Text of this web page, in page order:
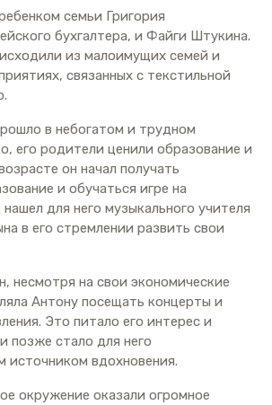
семьи Григория
бухгалтера, и Файги Штукина.
из малоимущих семей и
связанных с текстильной
в небогатом и трудном
его родители ценили образование и
он начал получать
и обучаться игре на
для него музыкального учителя
в его стремлении развить свои
несмотря на свои экономические
Антону посещать концерты и
Это питало его интерес и
позже стало для него
источником вдохновения.
окружение оказали огромное